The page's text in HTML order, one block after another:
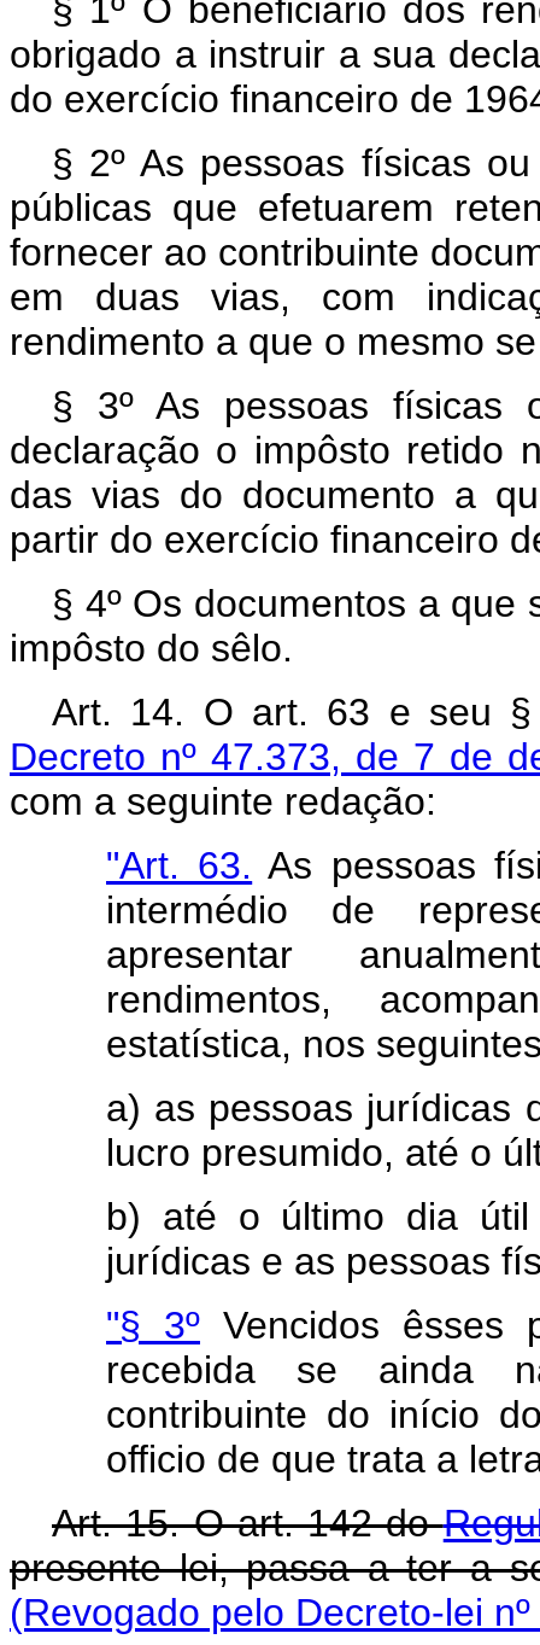
§ 1º O beneficiário dos
obrigado a instruir a sua
do exercício financeiro de
§ 2º As pessoas físicas
públicas que efetuarem
fornecer ao contribuinte
em duas vias, com
rendimento a que o mesmo
§ 3º As pessoas físicas
declaração o impôsto retido
das vias do documento a
partir do exercício financeiro
§ 4º Os documentos a
impôsto do sêlo.
Art. 14. O art. 63 e seu §
Decreto nº 47.373, de 7 de
com a seguinte redação:
"Art. 63. As pessoas
intermédio de
apresentar
rendimentos,
estatística, nos
a) as pessoas jurídicas
lucro presumido, até o
b) até o último dia
jurídicas e as pessoas
"§ 3º Vencidos êsses
recebida se ainda
contribuinte do início
officio de que trata a
Art. 15. O art. 142 do
presente lei, passa a ter a
(Revogado pelo Decreto-lei